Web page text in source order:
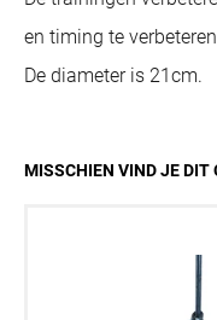
en timing te
De diameter is 21cm.
MISSCHIEN VIND JE DIT